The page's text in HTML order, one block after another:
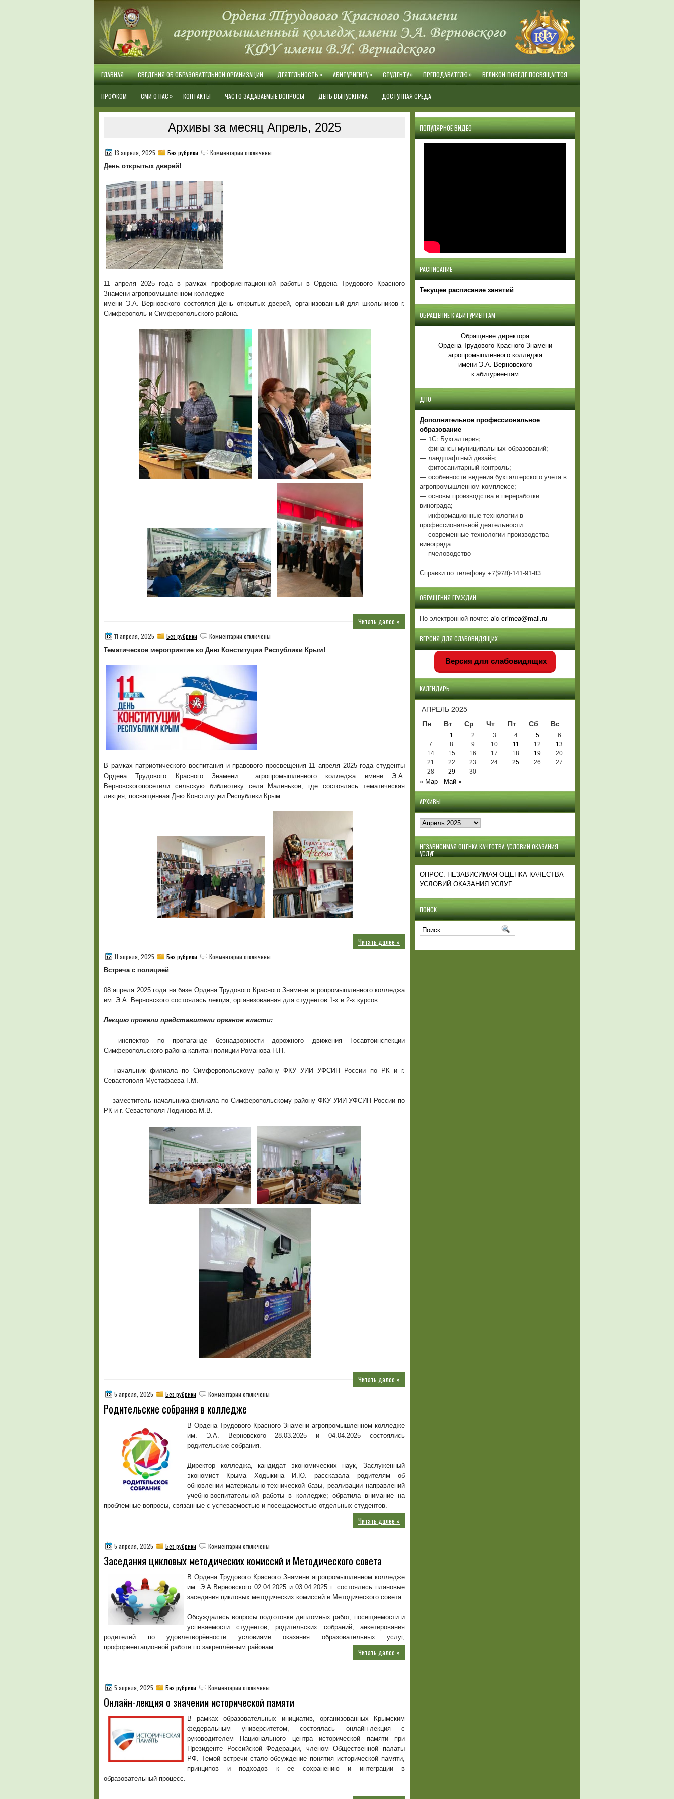
ГЛАВНАЯ СВЕДЕНИЯ ОБ ОБРАЗОВАТЕЛЬНОЙ ОРГАНИЗАЦИИ ДЕЯТЕЛЬНОСТЬ» АБИТУРИЕНТУ» СТУДЕНТУ» ПРЕПОДАВАТЕЛЮ» ВЕЛИКОЙ ПОБЕДЕ ПОСВЯЩАЕТСЯ
ПРОФКОМ СМИ О НАС » КОНТАКТЫ ЧАСТО ЗАДАВАЕМЫЕ ВОПРОСЫ ДЕНЬ ВЫПУСКНИКА ДОСТУПНАЯ СРЕДА
Архивы за месяц Апрель, 2025
13 апреля, 2025 Без рубрики Комментарии котключены
День открытых дверей!
11 апреля 2025 года в рамках профориентационной работы в Ордена Трудового Красного
Знамени агропромышленном колледже
имени Э.А. Верновского состоялся День открытых дверей, организованный для школьников г.
Симферополь и Симферопольского района.
Читать далее »
11 апреля, 2025 Без рубрики Комментарии котключены
Тематическое мероприятие ко Дню Конституции Республики Крым!
В рамках патриотического воспитания и правового просвещения 11 апреля 2025 года студенты
Ордена Трудового Красного Знамени агропромышленного колледжа имени Э.А.
Верновскогопосетили сельскую библиотеку села Маленькое, где состоялась тематическая
лекция, посвящённая Дню Конституции Республики Крым.
Читать далее »
11 апреля, 2025 Без рубрики Комментарии котключены
Встреча с полицией
08 апреля 2025 года на базе Ордена Трудового Красного Знамени агропромышленного колледжа
им. Э.А. Верновского состоялась лекция, организованная для студентов 1-х и 2-х курсов.
Лекцию провели представители органов власти:
— инспектор по пропаганде безнадзорности дорожного движения Госавтоинспекции
Симферопольского района капитан полиции Романова Н.Н.
— начальник филиала по Симферопольскому району ФКУ УИИ УФСИН России по РК и г.
Севастополя Мустафаева Г.М.
— заместитель начальника филиала по Симферопольскому району ФКУ УИИ УФСИН России по
РК и г. Севастополя Лодинова М.В.
Читать далее »
5 апреля, 2025 Без рубрики Комментарии к
Родительские
собрания
в
колледже
отключены
Родительские собрания в колледже
В Ордена Трудового Красного Знамени агропромышленном колледже
им. Э.А. Верновского 28.03.2025 и 04.04.2025 состоялись
родительские собрания.
Директор колледжа, кандидат экономических наук, Заслуженный
экономист Крыма Ходыкина И.Ю. рассказала родителям об
обновлении материально-технической базы, реализации направлений
учебно-воспитательной работы в колледже; обратила внимание на
проблемные вопросы, связанные с успеваемостью и посещаемостью отдельных студентов.
Читать далее »
5 апреля, 2025 Без рубрики Комментарии к
Заседания
цикловых
методических
комиссий
и
совета
отключены
Заседания цикловых методических комиссий и Методического совета
В Ордена Трудового Красного Знамени агропромышленном колледже
им. Э.А.Верновского 02.04.2025 и 03.04.2025 г. состоялись плановые
заседания цикловых методических комиссий и Методического совета.
Обсуждались вопросы подготовки дипломных работ, посещаемости и
успеваемости студентов, родительских собраний, анкетирования
родителей по удовлетворённости условиями оказания образовательных услуг,
профориентационной работе по закреплённым районам.
Читать далее »
5 апреля, 2025 Без рубрики Комментарии к
Онлайн-
о
значении
исторической
памяти
отключены
Онлайн-лекция о значении исторической памяти
В рамках образовательных инициатив, организованных Крымским
федеральным университетом, состоялась онлайн-лекция с
руководителем Национального центра исторической памяти при
Президенте Российской Федерации, членом Общественной палаты
РФ. Темой встречи стало обсуждение понятия исторической памяти,
принципов и подходов к ее сохранению и интеграции в
образовательный процесс.
ПОПУЛЯРНОЕ ВИДЕО
РАСПИСАНИЕ
Текущее расписание занятий
ОБРАЩЕНИЕ К АБИТУРИЕНТАМ
Обращение директора
Ордена Трудового Красного Знамени
агропромышленного колледжа
имени Э.А. Верновского
к абитуриентам
ДПО
Дополнительное профессиональное
образование
— 1С: Бухгалтерия;
— финансы муниципальных образований;
— ландшафтный дизайн;
— фитосанитарный контроль;
— особенности ведения бухгалтерского учета в
агропромышленном комплексе;
— основы производства и переработки
винограда;
— информационные технологии в
профессиональной деятельности
— современные технологии производства
винограда
— пчеловодство
Справки по телефону +7(978)-141-91-83
ОБРАЩЕНИЯ ГРАЖДАН
По электронной почте: aic-crimea@mail.ru
ВЕРСИЯ ДЛЯ СЛАБОВИДЯЩИХ
Версия для слабовидящих
КАЛЕНДАРЬ
АПРЕЛЬ 2025
Пн
Вт Ср Чт Пт Сб Вс
1 2 3 4 5
6
7
8 9 10 11 12
13
14
15 16 17 18 19
20
21
22 23 24 25 26
27
28
29 30
« Мар Май »
АРХИВЫ
Архивы
НЕЗАВИСИМАЯ ОЦЕНКА КАЧЕСТВА УСЛОВИЙ ОКАЗАНИЯ
УСЛУГ
ОПРОС. НЕЗАВИСИМАЯ ОЦЕНКА КАЧЕСТВА
УСЛОВИЙ ОКАЗАНИЯ УСЛУГ
ПОИСК